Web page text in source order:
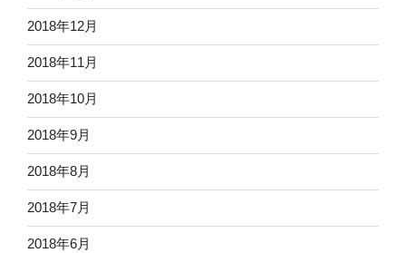
2018年12月
2018年11月
2018年10月
2018年9月
2018年8月
2018年7月
2018年6月